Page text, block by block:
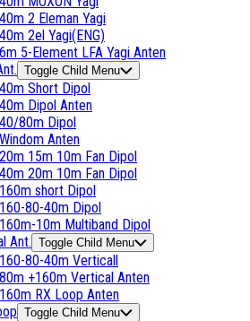
40m 2 Eleman Yagi
40m 2el Yagi(ENG)
6m 5-Element LFA Yagi Anten
Toggle Child Menu
40m Short Dipol
40m Dipol Anten
40/80m Dipol
Windom Anten
20m 15m 10m Fan Dipol
40m 20m 10m Fan Dipol
160m short Dipol
160-80-40m Dipol
160m-10m Multiband Dipol
Ant.
Toggle Child Menu
160-80-40m Verticall
80m +160m Vertical Anten
160m RX Loop Anten
Toggle Child Menu